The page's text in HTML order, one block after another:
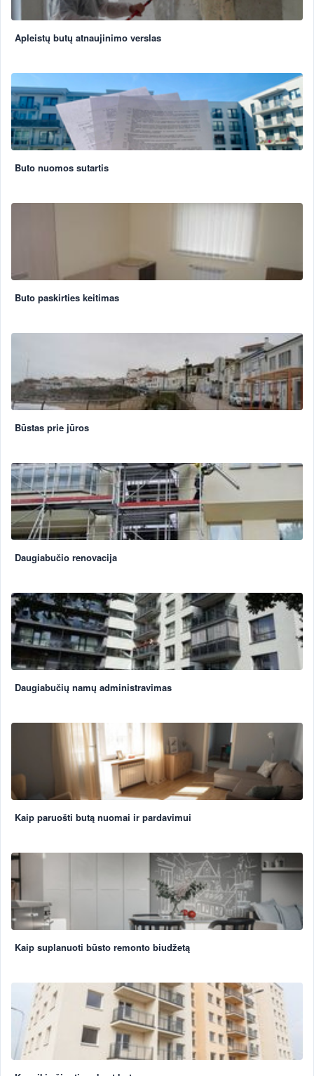
Apleistų butų atnaujinimo verslas
Buto nuomos sutartis
Buto paskirties keitimas
Būstas prie jūros
Daugiabučio renovacija
Daugiabučių namų administravimas
Kaip paruošti butą nuomai ir pardavimui
Kaip suplanuoti būsto remonto biudžetą